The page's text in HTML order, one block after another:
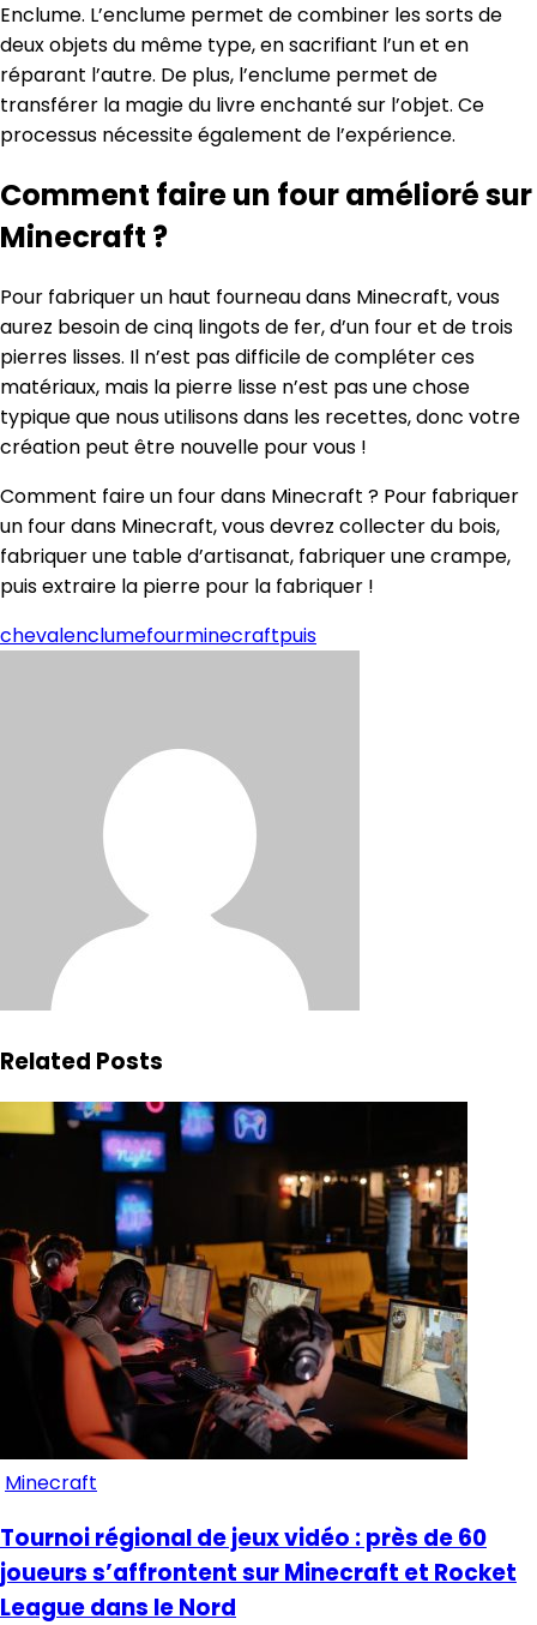
Enclume. L’enclume permet de combiner les sorts de
deux objets du même type, en sacrifiant l’un et en
réparant l’autre. De plus, l’enclume permet de
transférer la magie du livre enchanté sur l’objet. Ce
processus nécessite également de l’expérience.
Comment faire un four amélioré sur
Minecraft ?
Pour fabriquer un haut fourneau dans Minecraft, vous
aurez besoin de cinq lingots de fer, d’un four et de trois
pierres lisses. Il n’est pas difficile de compléter ces
matériaux, mais la pierre lisse n’est pas une chose
typique que nous utilisons dans les recettes, donc votre
création peut être nouvelle pour vous !
Comment faire un four dans Minecraft ? Pour fabriquer
un four dans Minecraft, vous devrez collecter du bois,
fabriquer une table d’artisanat, fabriquer une crampe,
puis extraire la pierre pour la fabriquer !
chevalenclumefourminecraftpuis
Related Posts
Minecraft
Tournoi régional de jeux vidéo : près de 60
joueurs s’affrontent sur Minecraft et Rocket
League dans le Nord